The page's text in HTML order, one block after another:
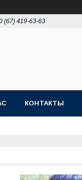
(67) 419-63-63
КОНТАКТЫ